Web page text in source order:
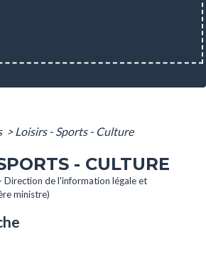
> Loisirs - Sports - Culture
- CULTURE
Direction de l'information légale et
ministre)